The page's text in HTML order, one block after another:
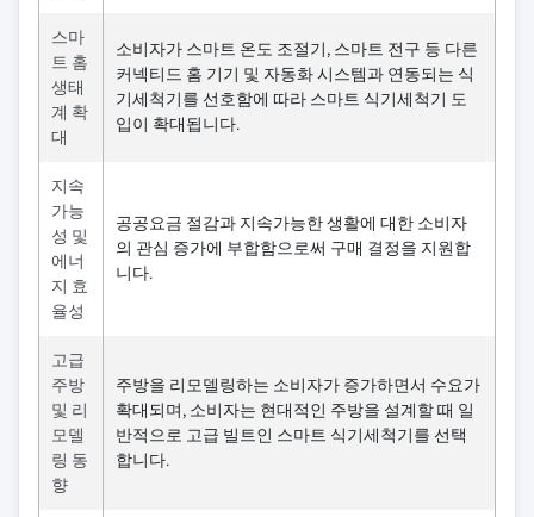
스마
트 홈
생태
계 확
대
소비자가 스마트 온도 조절기, 스마트 전구 등 다른
커넥티드 홈 기기 및 자동화 시스템과 연동되는 식
기세척기를 선호함에 따라 스마트 식기세척기 도
입이 확대됩니다.
지속
가능
성 및
에너
지 효
율성
공공요금 절감과 지속가능한 생활에 대한 소비자
의 관심 증가에 부합함으로써 구매 결정을 지원합
니다.
고급
주방
및 리
모델
링 동
향
주방을 리모델링하는 소비자가 증가하면서 수요가
확대되며, 소비자는 현대적인 주방을 설계할 때 일
반적으로 고급 빌트인 스마트 식기세척기를 선택
합니다.